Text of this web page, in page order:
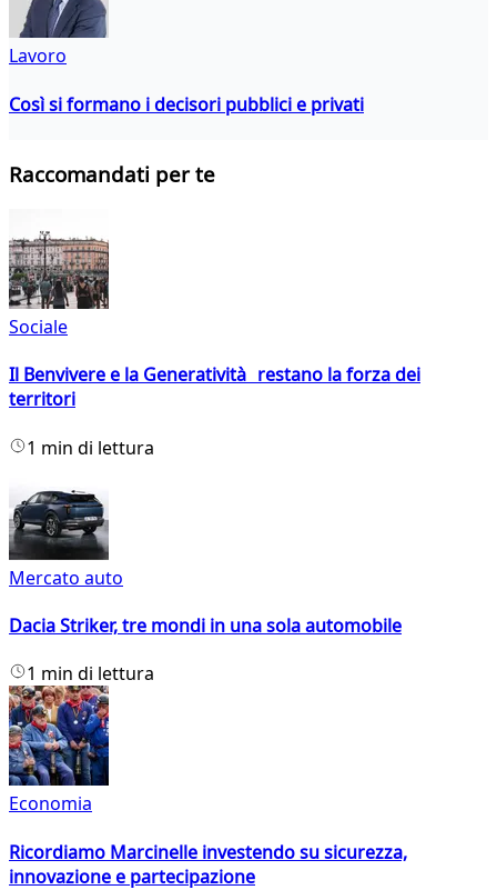
Lavoro
Così si formano i decisori pubblici e privati
Raccomandati per te
Sociale
Il Benvivere e la Generatività restano la forza dei
territori
1 min di lettura
Mercato auto
Dacia Striker, tre mondi in una sola automobile
1 min di lettura
Economia
Ricordiamo Marcinelle investendo su sicurezza,
innovazione e partecipazione